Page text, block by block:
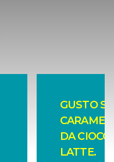
GUSTO
CARAMEL
DA
LATTE.